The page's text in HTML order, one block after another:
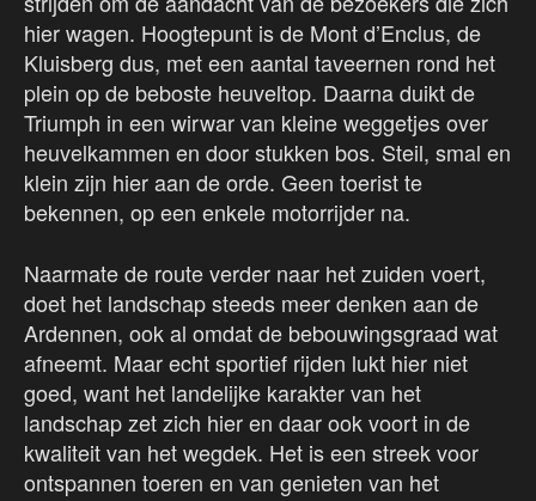
hier wagen. Hoogtepunt is de Mont d’Enclus, de
Kluisberg dus, met een aantal taveernen rond het
plein op de beboste heuveltop. Daarna duikt de
Triumph in een wirwar van kleine weggetjes over
heuvelkammen en door stukken bos. Steil, smal en
klein zijn hier aan de orde. Geen toerist te
bekennen, op een enkele motorrijder na.
Naarmate de route verder naar het zuiden voert,
doet het landschap steeds meer denken aan de
Ardennen, ook al omdat de bebouwingsgraad wat
afneemt. Maar echt sportief rijden lukt hier niet
goed, want het landelijke karakter van het
landschap zet zich hier en daar ook voort in de
kwaliteit van het wegdek. Het is een streek voor
ontspannen toeren en van genieten van het